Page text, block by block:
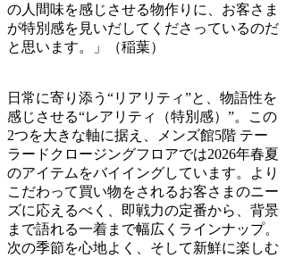
の人間味を感じさせる物作りに、お客さま
が特別感を見いだしてくださっているのだ
と思います。」（稲葉）
日常に寄り添う“リアリティ”と、物語性を
感じさせる“レアリティ（特別感）”。この
2つを大きな軸に据え、メンズ館5階 テー
ラードクロージングフロアでは2026年春夏
のアイテムをバイイングしています。より
こだわって買い物をされるお客さまのニー
ズに応えるべく、即戦力の定番から、背景
まで語れる一着まで幅広くラインナップ。
次の季節を心地よく、そして新鮮に楽しむ